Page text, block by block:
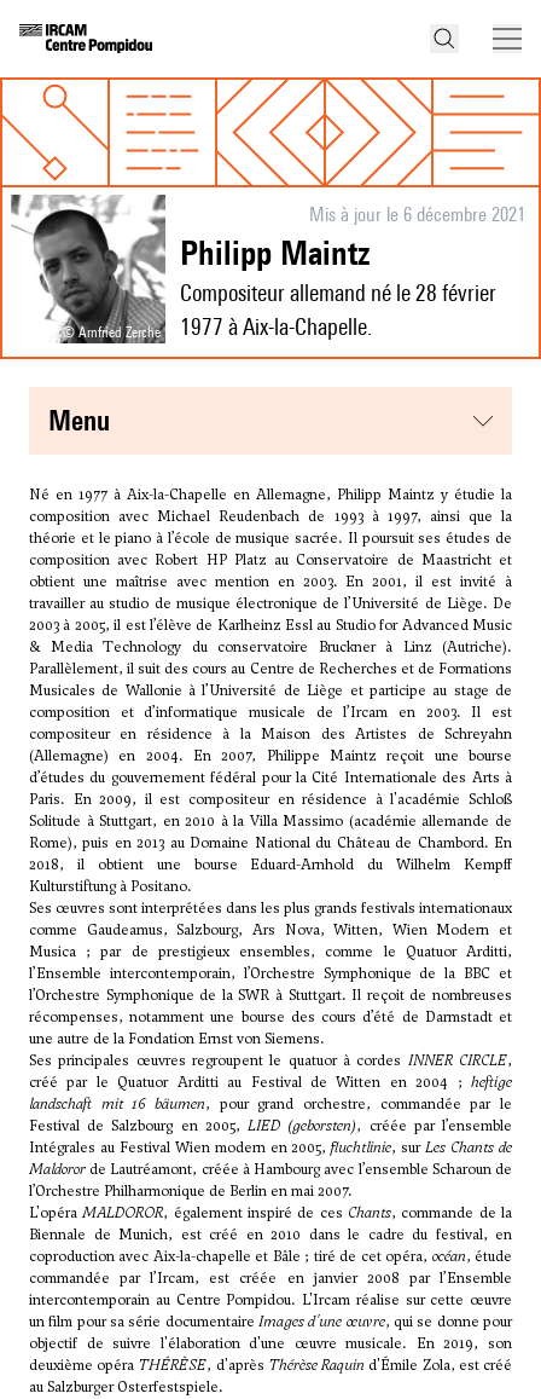
© Arnfried Zerche
Mis à jour le 6 décembre 2021
Philipp Maintz
Compositeur allemand né le 28 février
1977 à Aix-la-Chapelle.
menu
Né en 1977 à Aix-la-Chapelle en Allemagne, Philipp Maintz y étudie la
composition avec Michael Reudenbach de 1993 à 1997, ainsi que la
théorie et le piano à l’école de musique sacrée. Il poursuit ses études de
composition avec Robert HP Platz au Conservatoire de Maastricht et
obtient une maîtrise avec mention en 2003. En 2001, il est invité à
travailler au studio de musique électronique de l’Université de Liège. De
2003 à 2005, il est l’élève de Karlheinz Essl au Studio for Advanced Music
& Media Technology du conservatoire Bruckner à Linz (Autriche).
Parallèlement, il suit des cours au Centre de Recherches et de Formations
Musicales de Wallonie à l’Université de Liège et participe au stage de
composition et d’informatique musicale de l’Ircam en 2003. Il est
compositeur en résidence à la Maison des Artistes de Schreyahn
(Allemagne) en 2004. En 2007, Philippe Maintz reçoit une bourse
d’études du gouvernement fédéral pour la Cité Internationale des Arts à
Paris. En 2009, il est compositeur en résidence à l'académie Schloß
Solitude à Stuttgart, en 2010 à la Villa Massimo (académie allemande de
Rome), puis en 2013 au Domaine National du Château de Chambord. En
2018, il obtient une bourse Eduard-Arnhold du Wilhelm Kempff
Kulturstiftung à Positano.
Ses œuvres sont interprétées dans les plus grands festivals internationaux
comme Gaudeamus, Salzbourg, Ars Nova, Witten, Wien Modern et
Musica ; par de prestigieux ensembles, comme le Quatuor Arditti,
l’Ensemble intercontemporain, l’Orchestre Symphonique de la BBC et
l’Orchestre Symphonique de la SWR à Stuttgart. Il reçoit de nombreuses
récompenses, notamment une bourse des cours d’été de Darmstadt et
une autre de la Fondation Ernst von Siemens.
Ses principales œuvres regroupent le quatuor à cordes INNER CIRCLE,
créé par le Quatuor Arditti au Festival de Witten en 2004 ; heftige
landschaft mit 16 bäumen, pour grand orchestre, commandée par le
Festival de Salzbourg en 2005,LIED (geborsten), créée par l’ensemble
Intégrales au Festival Wien modern en 2005,fluchtlinie, surLes Chants de
Maldoror de Lautréamont, créée à Hambourg avec l’ensemble Scharoun de
l’Orchestre Philharmonique de Berlin en mai 2007.
L'opéraMALDOROR, également inspiré de ces Chants, commande de la
Biennale de Munich, est créé en 2010 dans le cadre du festival, en
coproduction avec Aix-la-chapelle et Bâle ; tiré de cet opéra, océan, étude
commandée par l’Ircam, est créée en janvier 2008 par l’Ensemble
intercontemporain au Centre Pompidou. L'Ircam réalise sur cette œuvre
un film pour sa série documentaire Images d'une œuvre, qui se donne pour
objectif de suivre l'élaboration d'une œuvre musicale. En 2019, son
deuxième opéra THÉRÈSE, d'après Thérèse Raquin d'Émile Zola, est créé
au Salzburger Osterfestspiele.